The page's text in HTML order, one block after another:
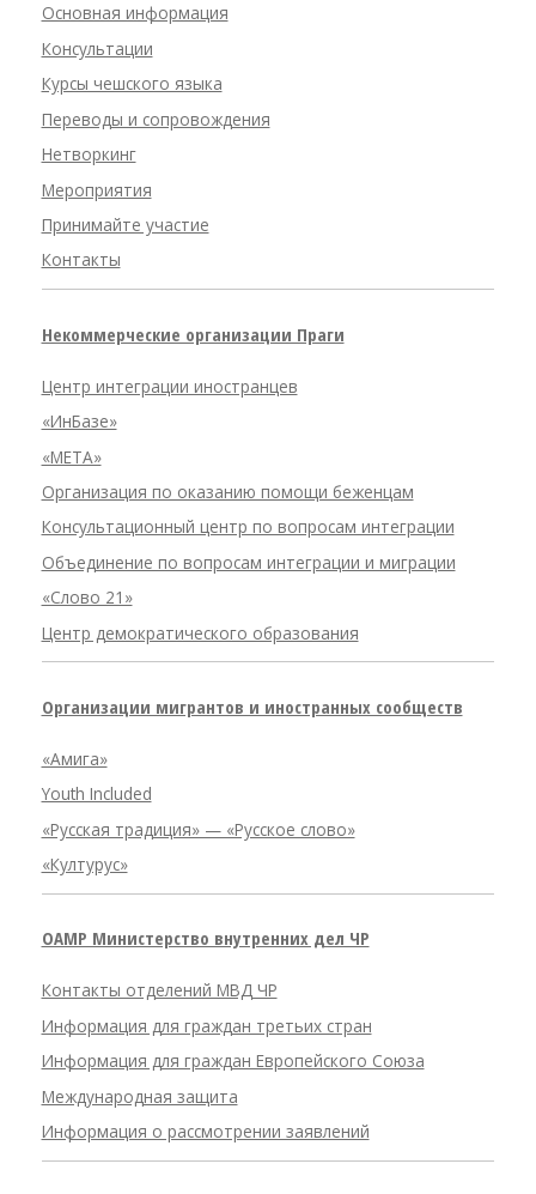
Основная информация
Консультации
Курсы чешского языка
Переводы и сопровождения
Нетворкинг
Мероприятия
Принимайте участие
Контакты
Некоммерческие организации Праги
Центр интеграции иностранцев
«ИнБазе»
«META»
Организация по оказанию помощи беженцам
Консультационный центр по вопросам интеграции
Объединение по вопросам интеграции и миграции
«Слово 21»
Центр демократического образования
Организации мигрантов и иностранных сообществ
«Амига»
Youth Included
«Русская традиция» — «Русское слово»
«Културус»
OAMP Министерство внутренних дел ЧР
Контакты отделений МВД ЧР
Информация для граждан третьих стран
Информация для граждан Европейского Союза
Международная защита
Информация о рассмотрении заявлений